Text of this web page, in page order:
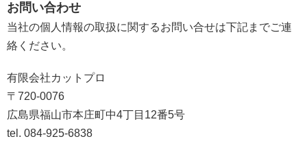
お問い合わせ
当社の個人情報の取扱に関するお問い合せは下記までご連
絡ください。
有限会社カットプロ
〒720-0076
広島県福山市本庄町中4丁目12番5号
tel. 084-925-6838